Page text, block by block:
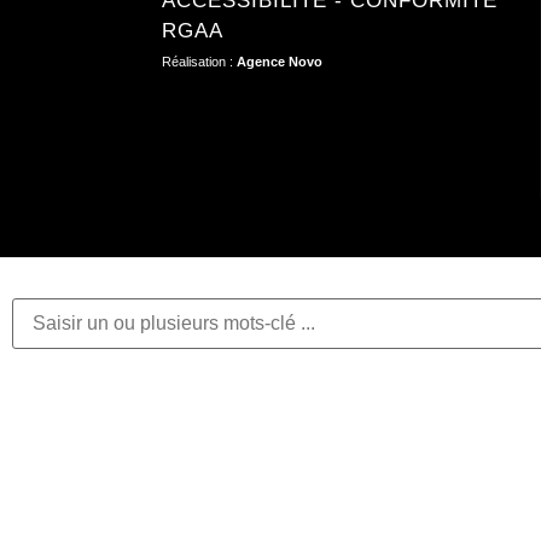
RGAA
Réalisation :Agence Novo